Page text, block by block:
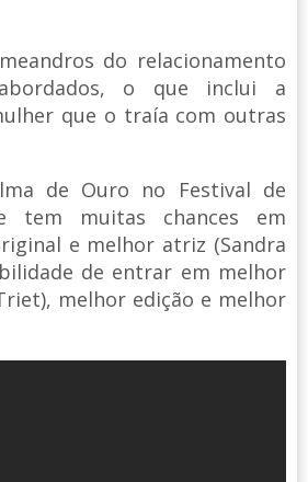
do relacionamento
o que inclui a
que o traía com outras
de Ouro no Festival de
tem muitas chances em
e melhor atriz (Sandra
de entrar em melhor
melhor edição e melhor